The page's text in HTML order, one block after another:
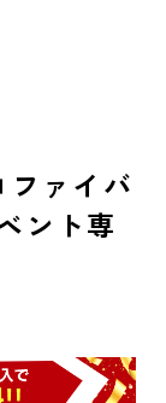
ァイバ
ント専